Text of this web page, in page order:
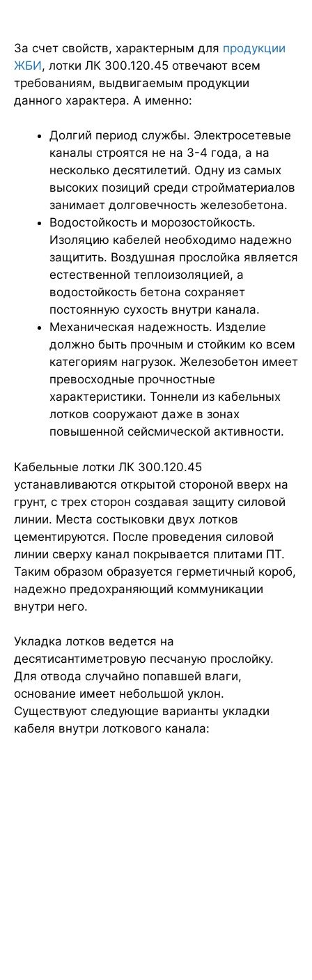
За счет свойств, характерным для продукции
ЖБИ, лотки ЛК 300.120.45 отвечают всем
требованиям, выдвигаемым продукции
данного характера. А именно:
Долгий период службы. Электросетевые
каналы строятся не на 3-4 года, а на
несколько десятилетий. Одну из самых
высоких позиций среди стройматериалов
занимает долговечность железобетона.
Водостойкость и морозостойкость.
Изоляцию кабелей необходимо надежно
защитить. Воздушная прослойка является
естественной теплоизоляцией, а
водостойкость бетона сохраняет
постоянную сухость внутри канала.
Механическая надежность. Изделие
должно быть прочным и стойким ко всем
категориям нагрузок. Железобетон имеет
превосходные прочностные
характеристики. Тоннели из кабельных
лотков сооружают даже в зонах
повышенной сейсмической активности.
Кабельные лотки ЛК 300.120.45
устанавливаются открытой стороной вверх на
грунт, с трех сторон создавая защиту силовой
линии. Места состыковки двух лотков
цементируются. После проведения силовой
линии сверху канал покрывается плитами ПТ.
Таким образом образуется герметичный короб,
надежно предохраняющий коммуникации
внутри него.
Укладка лотков ведется на
десятисантиметровую песчаную прослойку.
Для отвода случайно попавшей влаги,
основание имеет небольшой уклон.
Существуют следующие варианты укладки
кабеля внутри лоткового канала: